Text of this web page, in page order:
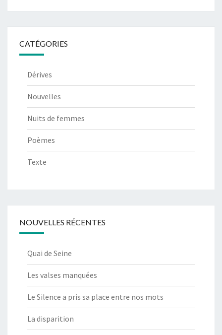
CATÉGORIES
Dérives
Nouvelles
Nuits de femmes
Poèmes
Texte
NOUVELLES RÉCENTES
Quai de Seine
Les valses manquées
Le Silence a pris sa place entre nos mots
La disparition